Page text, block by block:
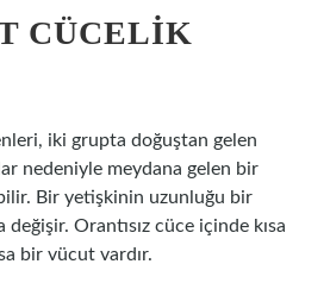
CÜCELIK
iki grupta doğuştan gelen
nedeniyle meydana gelen bir
Bir yetişkinin uzunluğu bir
değişir. Orantısız cüce içinde kısa
bir vücut vardır.